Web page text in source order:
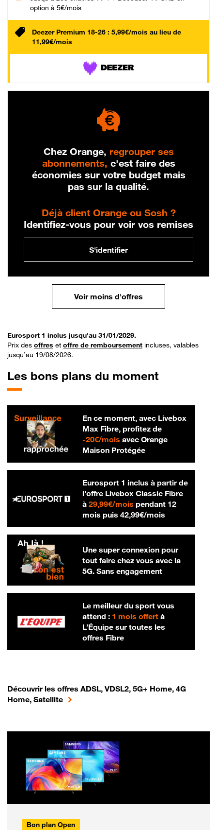
option à 5€/mois
Deezer Premium 18-26 : 5,99€/mois au lieu de
11,99€/mois
Chez Orange, regrouper ses
abonnements, c'est faire des
économies sur votre budget mais
pas sur la qualité.
Déjà client Orange ou Sosh ?
Identifiez-vous pour voir vos remises
S'identifier
Voir moins d'offres
Eurosport 1 inclus jusqu'au 31/01/2029.
Prix des offres et offre de remboursement incluses, valables
jusqu’au 19/08/2026.
Les bons plans du moment
En ce moment, avec Livebox
Max Fibre, profitez de
-20€/mois20 € par mois
avec Orange
Maison Protégée
Eurosport 1 inclus à partir de
l’offre Livebox Classic Fibre
à 29,99€/mois29,99 € par mois
pendant 12
mois puis 42,99€/mois42,99 € par
Une super connexion pour
tout faire chez vous avec la
5G. Sans engagement
Le meilleur du sport vous
attend : 1 mois offertà
L’Équipe sur toutes les
offres Fibre
Découvrir les offres ADSL, VDSL2, 5G+ Home, 4G
Home, Satellite
Bon plan Open